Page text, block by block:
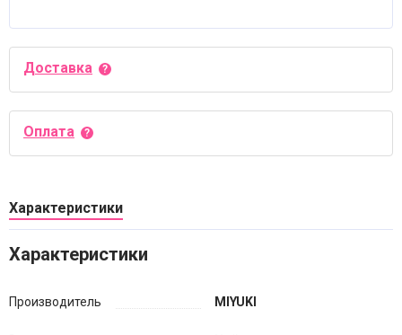
Доставка
Оплата
Характеристики
Характеристики
Производитель MIYUKI